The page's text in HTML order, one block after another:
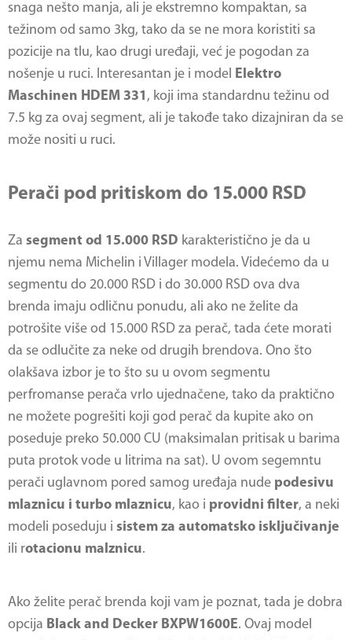
snaga nešto manja, ali je ekstremno kompaktan, sa
težinom od samo 3kg, tako da se ne mora koristiti sa
pozicije na tlu, kao drugi uređaji, već je pogodan za
nošenje u ruci. Interesantan je i model Elektro
Maschinen HDEM 331, koji ima standardnu težinu od
7.5 kg za ovaj segment, ali je takođe tako dizajniran da se
može nositi u ruci.
Perači pod pritiskom do 15.000 RSD
Za segment od 15.000 RSD karakteristično je da u
njemu nema Michelin i Villager modela. Videćemo da u
segmentu do 20.000 RSD i do 30.000 RSD ova dva
brenda imaju odličnu ponudu, ali ako ne želite da
potrošite više od 15.000 RSD za perač, tada ćete morati
da se odlučite za neke od drugih brendova. Ono što
olakšava izbor je to što su u ovom segmentu
perfromanse perača vrlo ujednačene, tako da praktično
ne možete pogrešiti koji god perač da kupite ako on
poseduje preko 50.000 CU (maksimalan pritisak u barima
puta protok vode u litrima na sat). U ovom segemntu
perači uglavnom pored samog uređaja nude podesivu
mlaznicu i turbo mlaznicu, kao i providni filter, a neki
modeli poseduju i sistem za automatsko isključivanje
ili rotacionu malznicu.
Ako želite perač brenda koji vam je poznat, tada je dobra
opcija Black and Decker BXPW1600E. Ovaj model